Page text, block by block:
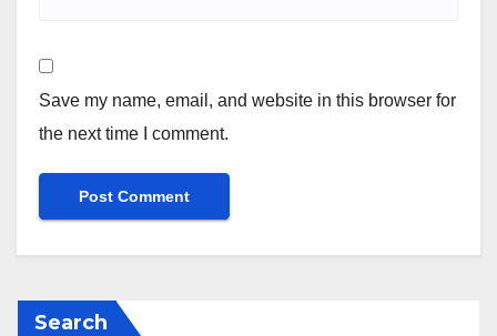
Save my name, email, and website in this browser for
the next time I comment.
Search